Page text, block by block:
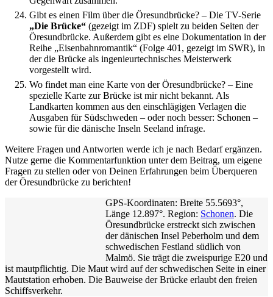
Gibt es einen Film über die Öresundbrücke? – Die TV-Serie
„Die Brücke“ (gezeigt im ZDF) spielt zu beiden Seiten der
Öresundbrücke. Außerdem gibt es eine Dokumentation in der
Reihe „Eisenbahnromantik“ (Folge 401, gezeigt im SWR), in
der die Brücke als ingenieurtechnisches Meisterwerk
vorgestellt wird.
Wo findet man eine Karte von der Öresundbrücke? – Eine
spezielle Karte zur Brücke ist mir nicht bekannt. Als
Landkarten kommen aus den einschlägigen Verlagen die
Ausgaben für Südschweden – oder noch besser: Schonen –
sowie für die dänische Inseln Seeland infrage.
Weitere Fragen und Antworten werde ich je nach Bedarf ergänzen.
Nutze gerne die Kommentarfunktion unter dem Beitrag, um eigene
Fragen zu stellen oder von Deinen Erfahrungen beim Überqueren
der Öresundbrücke zu berichten!
GPS-Koordinaten: Breite 55.5693°,
Länge 12.897°. Region: Schonen. Die
Öresundbrücke erstreckt sich zwischen
der dänischen Insel Peberholm und dem
schwedischen Festland südlich von
Malmö. Sie trägt die zweispurige E20 und
ist mautpflichtig. Die Maut wird auf der schwedischen Seite in einer
Mautstation erhoben. Die Bauweise der Brücke erlaubt den freien
Schiffsverkehr.